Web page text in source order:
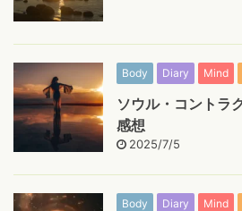
Body Diary Mind
ソウル・コントラ
感想
2025/7/5
Body Diary Mind